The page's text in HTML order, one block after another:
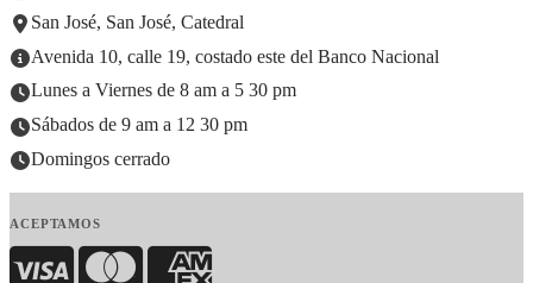
San José, San José, Catedral
Avenida 10, calle 19, costado este del Banco Nacional
Lunes a Viernes de 8 am a 5 30 pm
Sábados de 9 am a 12 30 pm
Domingos cerrado
ACEPTAMOS
Visa MasterCardAmerican Express